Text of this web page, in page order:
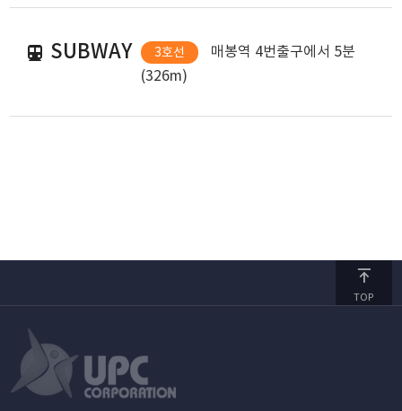
SUBWAY 3호선
매봉역 4번출구에서 5분
(326m)
TOP